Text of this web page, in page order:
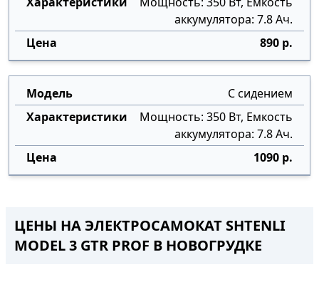
аккумулятора: 7.8 Ач.
890 р.
С сидением
Мощность: 350 Вт, Емкость
аккумулятора: 7.8 Ач.
1090 р.
ЦЕНЫ НА ЭЛЕКТРОСАМОКАТ SHTENLI
MODEL 3 GTR PROF В НОВОГРУДКЕ